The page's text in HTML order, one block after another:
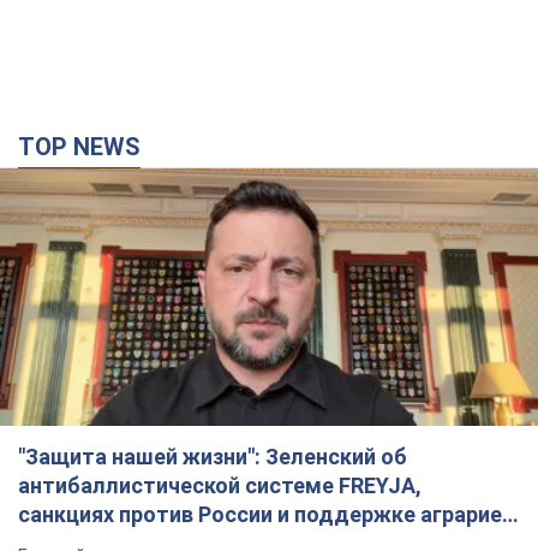
TOP NEWS
"Защита нашей жизни": Зеленский об
антибаллистической системе FREYJA,
санкциях против России и поддержке аграриев.
Видео